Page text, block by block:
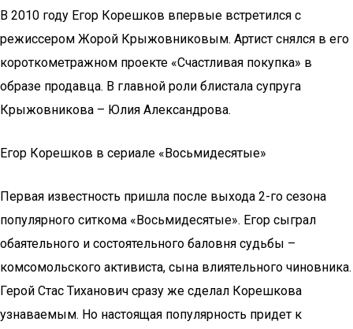
В 2010 году Егор Корешков впервые встретился с
режиссером Жорой Крыжовниковым. Артист снялся в его
короткометражном проекте «Счастливая покупка» в
образе продавца. В главной роли блистала супруга
Крыжовникова – Юлия Александрова.
Егор Корешков в сериале «Восьмидесятые»
Первая известность пришла после выхода 2-го сезона
популярного ситкома «Восьмидесятые». Егор сыграл
обаятельного и состоятельного баловня судьбы –
комсомольского активиста, сына влиятельного чиновника.
Герой Стас Тиханович сразу же сделал Корешкова
узнаваемым. Но настоящая популярность придет к